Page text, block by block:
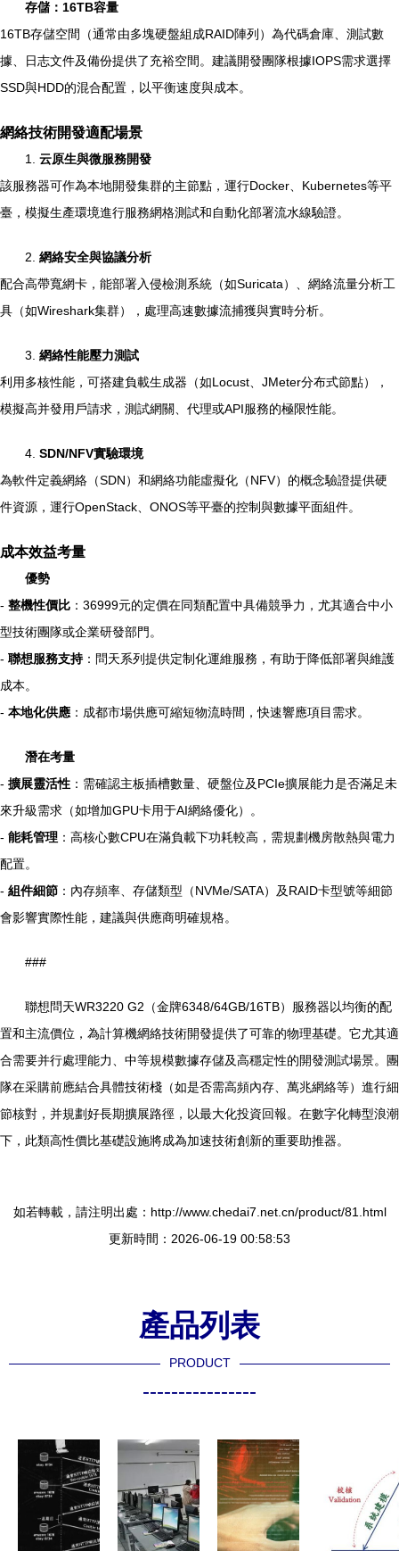
存儲：16TB容量
16TB存儲空間（通常由多塊硬盤組成RAID陣列）為代碼倉庫、測試數
據、日志文件及備份提供了充裕空間。建議開發團隊根據IOPS需求選擇
SSD與HDD的混合配置，以平衡速度與成本。
網絡技術開發適配場景
1. 云原生與微服務開發
該服務器可作為本地開發集群的主節點，運行Docker、Kubernetes等平
臺，模擬生產環境進行服務網格測試和自動化部署流水線驗證。
2. 網絡安全與協議分析
配合高帶寬網卡，能部署入侵檢測系統（如Suricata）、網絡流量分析工
具（如Wireshark集群），處理高速數據流捕獲與實時分析。
3. 網絡性能壓力測試
利用多核性能，可搭建負載生成器（如Locust、JMeter分布式節點），
模擬高并發用戶請求，測試網關、代理或API服務的極限性能。
4. SDN/NFV實驗環境
為軟件定義網絡（SDN）和網絡功能虛擬化（NFV）的概念驗證提供硬
件資源，運行OpenStack、ONOS等平臺的控制與數據平面組件。
成本效益考量
優勢
- 整機性價比 ：36999元的定價在同類配置中具備競爭力，尤其適合中小
型技術團隊或企業研發部門。
- 聯想服務支持：問天系列提供定制化運維服務，有助于降低部署與維護
成本。
- 本地化供應 ：成都市場供應可縮短物流時間，快速響應項目需求。
潛在考量
- 擴展靈活性 ：需確認主板插槽數量、硬盤位及PCIe擴展能力是否滿足未
來升級需求（如增加GPU卡用于AI網絡優化）。
- 能耗管理 ：高核心數CPU在滿負載下功耗較高，需規劃機房散熱與電力
配置。
- 組件細節 ：內存頻率、存儲類型（NVMe/SATA）及RAID卡型號等細節
會影響實際性能，建議與供應商明確規格。
###
聯想問天WR3220 G2（金牌6348/64GB/16TB）服務器以均衡的配
置和主流價位，為計算機網絡技術開發提供了可靠的物理基礎。它尤其適
合需要并行處理能力、中等規模數據存儲及高穩定性的開發測試場景。團
隊在采購前應結合具體技術棧（如是否需高頻內存、萬兆網絡等）進行細
節核對，并規劃好長期擴展路徑，以最大化投資回報。在數字化轉型浪潮
下，此類高性價比基礎設施將成為加速技術創新的重要助推器。
如若轉載，請注明出處：http://www.chedai7.net.cn/product/81.html
更新時間：2026-06-19 00:58:53
產品列表
PRODUCT
----------------